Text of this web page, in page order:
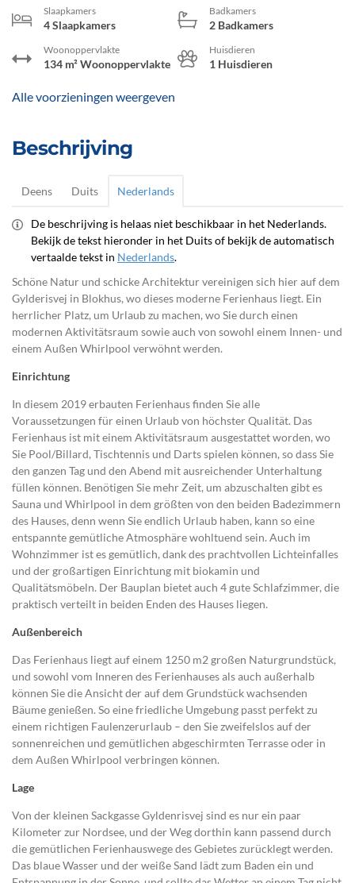
Slaapkamers
4 Slaapkamers
Badkamers
2 Badkamers
Woonoppervlakte
134 m² Woonoppervlakte
Huisdieren
1 Huisdieren
Alle voorzieningen weergeven
Beschrijving
Deens Duits Nederlands
De beschrijving is helaas niet beschikbaar in het Nederlands.
Bekijk de tekst hieronder in het Duits of bekijk de automatisch
vertaalde tekst in Nederlands.
Schöne Natur und schicke Architektur vereinigen sich hier auf dem
Gylderisvej in Blokhus, wo dieses moderne Ferienhaus liegt. Ein
herrlicher Platz, um Urlaub zu machen, wo Sie durch einen
modernen Aktivitätsraum sowie auch von sowohl einem Innen- und
einem Außen Whirlpool verwöhnt werden.
Einrichtung
In diesem 2019 erbauten Ferienhaus finden Sie alle
Voraussetzungen für einen Urlaub von höchster Qualität. Das
Ferienhaus ist mit einem Aktivitätsraum ausgestattet worden, wo
Sie Pool/Billard, Tischtennis und Darts spielen können, so dass Sie
den ganzen Tag und den Abend mit ausreichender Unterhaltung
füllen können. Benötigen Sie mehr Zeit, um abzuschalten gibt es
Sauna und Whirlpool in dem größten von den beiden Badezimmern
des Hauses, denn wenn Sie endlich Urlaub haben, kann so eine
entspannte gemütliche Atmosphäre wohltuend sein. Auch im
Wohnzimmer ist es gemütlich, dank des prachtvollen Lichteinfalles
und der großartigen Einrichtung mit biokamin und
Qualitätsmöbeln. Der Bauplan bietet auch 4 gute Schlafzimmer, die
praktisch verteilt in beiden Enden des Hauses liegen.
Außenbereich
Das Ferienhaus liegt auf einem 1250 m2 großen Naturgrundstück,
und sowohl vom Inneren des Ferienhauses als auch außerhalb
können Sie die Ansicht der auf dem Grundstück wachsenden
Bäume genießen. So eine friedliche Umgebung passt perfekt zu
einem richtigen Faulenzerurlaub – den Sie zweifelslos auf der
sonnenreichen und gemütlichen abgeschirmten Terrasse oder in
dem Außen Whirlpool verbringen können.
Lage
Von der kleinen Sackgasse Gyldenrisvej sind es nur ein paar
Kilometer zur Nordsee, und der Weg dorthin kann passend durch
die gemütlichen Ferienhauswege des Gebietes zurücklegt werden.
Das blaue Wasser und der weiße Sand lädt zum Baden ein und